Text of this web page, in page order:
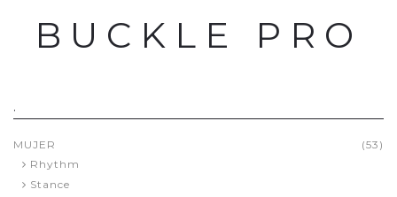
BUCKLE PRO
.
MUJER
(53)
Rhythm
Stance